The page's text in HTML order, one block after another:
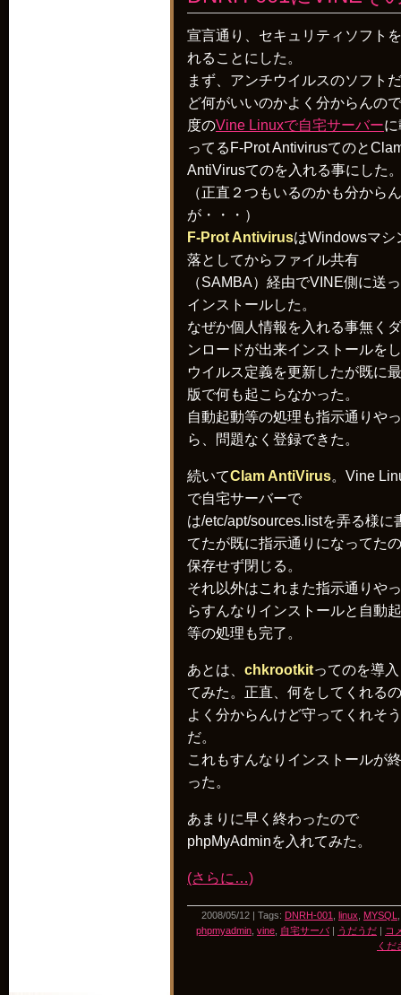
宣言通り、セキュリティソフト
れることにした。
まず、アンチウイルスのソフト
ど何がいいのかよく分からんの
度のVine Linuxで自宅サーバー
ってるF-Prot Antivirusてのと
AntiVirusてのを入れる事にした
（正直２つもいるのかも分からん
が・・・）
F-Prot AntivirusはWindowsマシ
落としてからファイル共有
（SAMBA）経由でVINE側に送
インストールした。
なぜか個人情報を入れる事無く
ンロードが出来インストールを
ウイルス定義を更新したが既に
版で何も起こらなかった。
自動起動等の処理も指示通りや
ら、問題なく登録できた。
続いてClam AntiVirus。Vine
で自宅サーバーで
は/etc/apt/sources.listを弄る様に
てたが既に指示通りになってた
保存せず閉じる。
それ以外はこれまた指示通りや
らすんなりインストールと自動
等の処理も完了。
あとは、 chkrootkitってのを導
てみた。正直、何をしてくれる
よく分からんけど守ってくれそう
だ。
これもすんなりインストールが
った。
あまりに早く終わったので
phpMyAdminを入れてみた。
(さらに…)
2008/05/12 | Tags: DNRH-001, linux, MYSQL
phpmyadmin, vine, 自宅サーバ うだうだ
コ
くだ